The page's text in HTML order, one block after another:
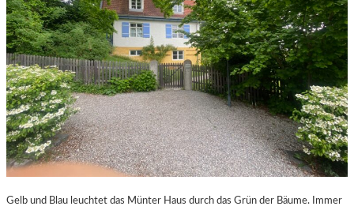
Gelb und Blau leuchtet das Münter Haus durch das Grün der Bäume. Immer